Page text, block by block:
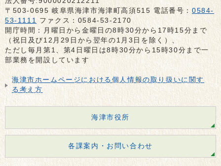
〒503-0695 岐阜県海津市海津町高須515 電話番号：0584-
53-1111 ファクス：0584-53-2170
開庁時間：月曜日から金曜日の8時30分から17時15分まで
（祝日及び12月29日から翌年の1月3日を除く）、
ただし毎月第1、第4日曜日は8時30分から15時30分まで一
部業務を開設しています
海津市ホームページにおける個人情報の取り扱いに関す
る考え方
海津市役所
各課案内・お問い合わせ